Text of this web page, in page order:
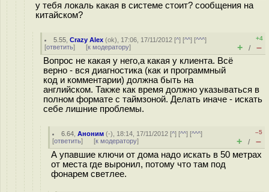
у тебя локаль какая в системе стоит? сообщения на
китайском?
5.55 ,Crazy Alex (ok), 17:06, 17/11/2012 [^] [^^] [^^^]
[ответить] [к модератору]
+4
+ / –
Вопрос не какая у него,а какая у клиента. Всё
верно - вся диагностика (как и программный
код и комментарии) должна быть на
английском. Также как время должно указываться в
полном формате с таймзоной. Делать иначе - искать
себе лишние проблемы.
6.64 ,Аноним (-), 18:14, 17/11/2012 [^] [^^] [^^^]
[ответить] [к модератору]
–5
+ / –
А упавшие ключи от дома надо искать в 50 метрах
от места где выронил, потому что там под
фонарем светлее.